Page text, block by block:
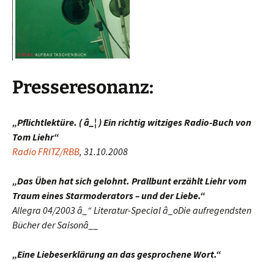
Presseresonanz:
„Pflichtlektüre. ( â_¦ ) Ein richtig witziges Radio-Buch von
Tom Liehr“
Radio FRITZ/RBB, 31.10.2008
„Das Üben hat sich gelohnt. Prallbunt erzählt Liehr vom
Traum eines Starmoderators – und der Liebe.“
Allegra 04/2003 â_“ Literatur-Special â_oDie aufregendsten
Bücher der Saisonâ__
„Eine Liebeserklärung an das gesprochene Wort.“